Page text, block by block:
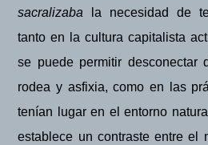
sacralizaba la necesidad de
tanto en la cultura capitalista
se puede permitir desconectar
rodea y asfixia,como en las
tenían lugar en el entorno
establece un contraste entre el